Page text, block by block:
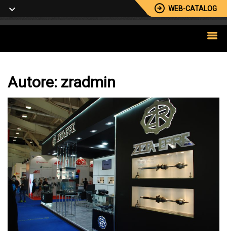
WEB-CATALOG
Autore: zradmin